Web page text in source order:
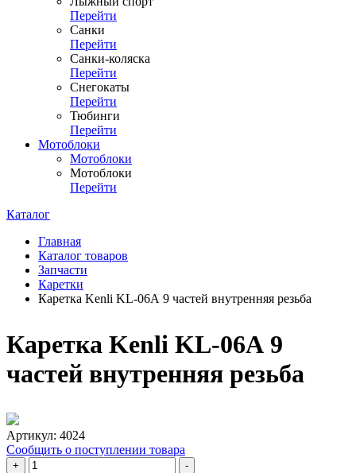
Перейти
Санки
Перейти
Санки-коляска
Перейти
Снегокаты
Перейти
Тюбинги
Перейти
Мотоблоки
Мотоблоки
Мотоблоки
Перейти
Каталог
Главная
Каталог товаров
Запчасти
Каретки
Каретка Kenli KL-06А 9 частей внутренняя резьба
Каретка Kenli KL-06А 9
частей внутренняя резьба
Артикул: 4024
Сообщить о поступлении товара
+ -